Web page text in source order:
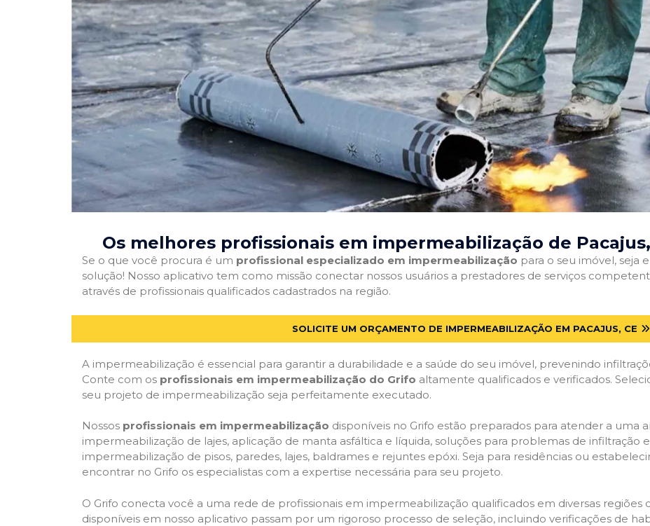
Os melhores profissionais em impermeabilização de Pacajus,
Se o que você procura é um profissional especializado em impermeabilização para o seu imóvel, seja
solução! Nosso aplicativo tem como missão conectar nossos usuários a prestadores de serviços
através de profissionais qualificados cadastrados na região.
SOLICITE UM ORÇAMENTO DE IMPERMEABILIZAÇÃO EM PACAJUS, CE
A impermeabilização é essencial para garantir a durabilidade e a saúde do seu imóvel, prevenindo
Conte com os profissionais em impermeabilização do Grifo altamente qualificados e verificados.
seu projeto de impermeabilização seja perfeitamente executado.
Nossos profissionais em impermeabilização disponíveis no Grifo estão preparados para atender a uma
impermeabilização de lajes, aplicação de manta asfáltica e líquida, soluções para problemas de infiltração
impermeabilização de pisos, paredes, lajes, baldrames e rejuntes epóxi. Seja para residências ou
encontrar no Grifo os especialistas com a expertise necessária para seu projeto.
O Grifo conecta você a uma rede de profissionais em impermeabilização qualificados em diversas regiões
disponíveis em nosso aplicativo passam por um rigoroso processo de seleção, incluindo verificações de